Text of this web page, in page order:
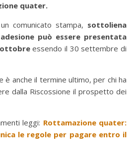
quater.
comunicato stampa, sottoliena
può essere presentata
ottobreessendo il 30 settembre di
anche il termine ultimo, per chi ha
dalla Riscossione il prospetto dei
leggi: Rottamazione quater:
le regole per pagare entro il